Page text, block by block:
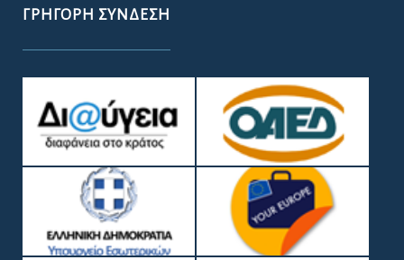
ΓΡΉΓΟΡΗ ΣΎΝΔΕΣΗ